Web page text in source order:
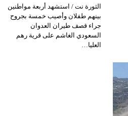
الثورة نت / استشهد أربعة مواطنين
بينهم طفلان وأصيب خمسة بجروح
جراء قصف طيران العدوان
السعودي الغاشم على قرية رهم
العليا…